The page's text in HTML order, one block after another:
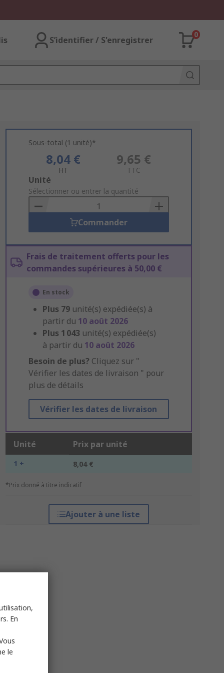
S’identifier / S'enregistrer
0
Sous-total (1 unité)*
8,04 €
HT
9,65 €
TTC
Add
to
Basket
Unité
Sélectionner ou entrer la quantité
Commander
Frais de traitement offerts pour les
commandes supérieures à 50,00 €
En stock
Plus 79 unité(s) expédiée(s) à
partir du 10 août 2026
Plus 1 043 unité(s) expédiée(s)
à partir du 10 août 2026
Besoin de plus? Cliquez sur "
Vérifier les dates de livraison " pour
plus de détails
Vérifier les dates de livraison
Unité Prix par unité
1 + 8,04 €
*Prix donné à titre indicatif
Ajouter à une liste
En
le